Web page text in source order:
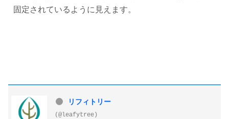
固定されているように見えます。
リフィトリー
(@leafytree)